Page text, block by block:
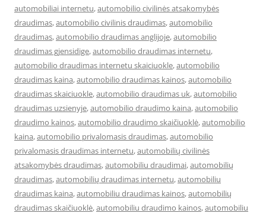
automobiliai internetu,automobilio civilinės atsakomybės
draudimas,automobilio civilinis draudimas,automobilio
draudimas,automobilio draudimas anglijoje,automobilio
draudimas gjensidige,automobilio draudimas internetu,
automobilio draudimas internetu skaiciuokle,automobilio
draudimas kaina,automobilio draudimas kainos,automobilio
draudimas skaiciuokle,automobilio draudimas uk,automobilio
draudimas uzsienyje,automobilio draudimo kaina,automobilio
draudimo kainos,automobilio draudimo skaičiuoklė,automobilio
kaina,automobilio privalomasis draudimas,automobilio
privalomasis draudimas internetu,automobilių civilinės
atsakomybės draudimas,automobiliu draudimai,automobilių
draudimas,automobilių draudimas internetu,automobiliu
draudimas kaina,automobiliu draudimas kainos,automobilių
draudimas skaičiuoklė,automobiliu draudimo kainos,automobiliu